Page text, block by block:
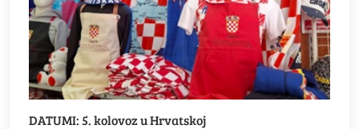
DATUMI: 5. kolovoz u Hrvatskoj